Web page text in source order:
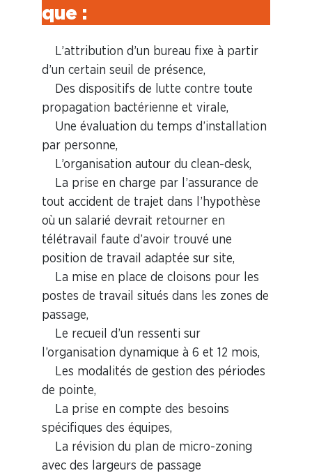
que :
L’attribution d’un bureau fixe à partir
d’un certain seuil de présence,
Des dispositifs de lutte contre toute
propagation bactérienne et virale,
Une évaluation du temps d’installation
par personne,
L’organisation autour du clean-desk,
La prise en charge par l’assurance de
tout accident de trajet dans l’hypothèse
où un salarié devrait retourner en
télétravail faute d’avoir trouvé une
position de travail adaptée sur site,
La mise en place de cloisons pour les
postes de travail situés dans les zones de
passage,
Le recueil d’un ressenti sur
l’organisation dynamique à 6 et 12 mois,
Les modalités de gestion des périodes
de pointe,
La prise en compte des besoins
spécifiques des équipes,
La révision du plan de micro-zoning
avec des largeurs de passage